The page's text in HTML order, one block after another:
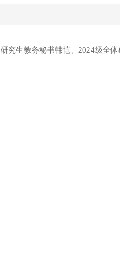
研究生教务秘书韩恺、2024级全